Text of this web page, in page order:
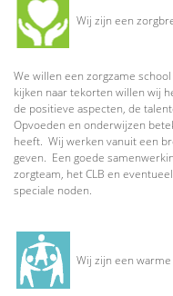
Wij zijn een
We willen een zorgzame
kijken naar tekorten willen wij
de positieve aspecten, de
Opvoeden en onderwijzen
heeft. Wij werken vanuit een
geven. Een goede
zorgteam, het CLB en
speciale noden.
Wij zijn een